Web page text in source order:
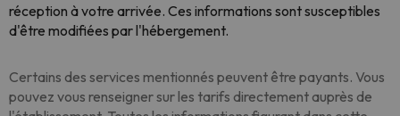
réception à votre arrivée. Ces informations sont susceptibles
d'être modifiées par l'hébergement.
Certains des services mentionnés peuvent être payants. Vous
pouvez vous renseigner sur les tarifs directement auprès de